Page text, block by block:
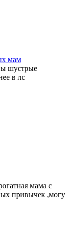
мам
шустрые
в лс
мама с
привычек ,могу